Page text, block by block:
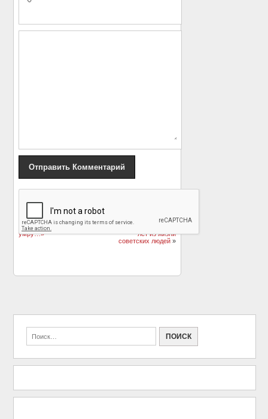
Вячеслав Невинный
и Нина Гуляева: «Если
ты меня разлюбишь, я
умру…»
Колоритные
лет из жизни
советских людей»